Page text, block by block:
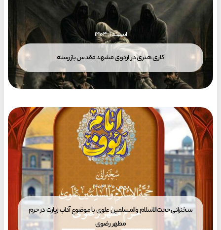
اسفند ۱, ۱۴۰۴
کاری هنری در اردوی مشهد مقدس بازرسته
بهمن ۳۰, ۱۴۰۴
سخنرانی حجت‌الاسلام والمسلمین علوی با موضوع آداب زیارت در حرم
مطهر رضوی